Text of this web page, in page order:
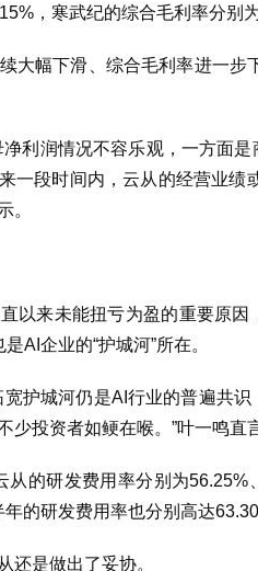
，寒武纪的综合毛利率分别
大幅下滑、综合毛利率进一步
利润情况不容乐观，一方面
一段时间内，云从的经营业绩
。
以来未能扭亏为盈的重要原
AI企业的“护城河”所在。
护城河仍是AI行业的普遍共
投资者如鲠在喉。”叶一鸣直
从的研发费用率分别为56.25%
的研发费用率也分别高达
还是做出了妥协。